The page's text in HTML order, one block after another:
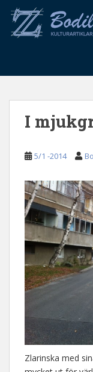
o
I
5/1 -2014
Zlarinska med